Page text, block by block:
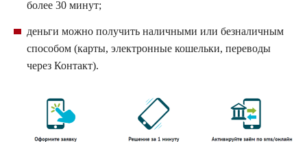
более 30 минут;
деньги можно получить наличными или безналичным
способом (карты, электронные кошельки, переводы
через Контакт).